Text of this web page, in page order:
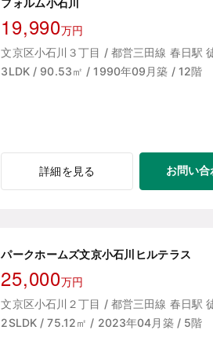
フォルム小石川
19,990万円
文京区小石川３丁目 / 都営三田線 春日駅
3LDK / 90.53㎡ / 1990年09月築 / 12階
詳細を見る お問い合
パークホームズ文京小石川ヒルテラス
25,000万円
文京区小石川２丁目 / 都営三田線 春日駅
2SLDK / 75.12㎡ / 2023年04月築 / 5階